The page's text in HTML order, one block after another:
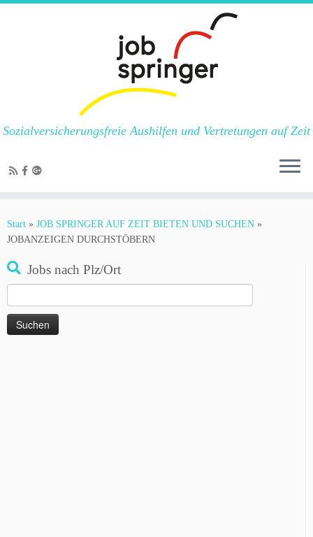
Inhalt
springen
Sozialversicherungsfreie Aushilfen und Vertretungen auf Zeit
Start » JOB SPRINGER AUF ZEIT BIETEN UND SUCHEN »
JOBANZEIGEN DURCHSTÖBERN
Jobs nach Plz/Ort
nach: